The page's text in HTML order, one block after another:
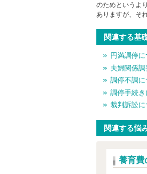
のためというよ
ありますが、そ
関連する基
円満調停に
夫婦関係
調停不調に
調停手続
裁判訴訟に
関連する悩
養育費